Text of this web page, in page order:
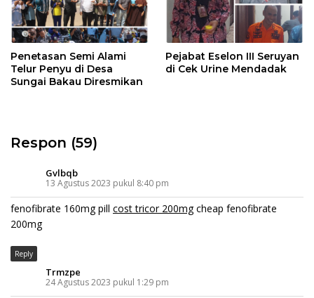
Penetasan Semi Alami
Telur Penyu di Desa
Sungai Bakau Diresmikan
Pejabat Eselon III Seruyan
di Cek Urine Mendadak
Respon (59)
Gvlbqb
13 Agustus 2023 pukul 8:40 pm
fenofibrate 160mg pill cost tricor 200mgcheap fenofibrate
200mg
Reply
Trmzpe
24 Agustus 2023 pukul 1:29 pm